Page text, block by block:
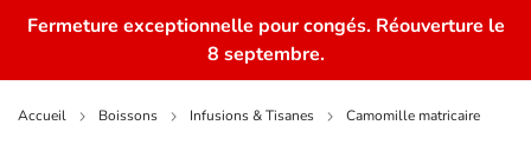
Fermeture exceptionnelle pour congés. Réouverture le
8 septembre.
Accueil Boissons Infusions & Tisanes Camomille matricaire